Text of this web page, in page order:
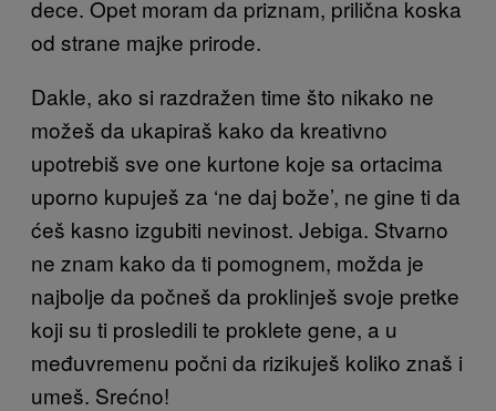
dece. Opet moram da priznam, prilična koska
od strane majke prirode.
Dakle, ako si razdražen time što nikako ne
možeš da ukapiraš kako da kreativno
upotrebiš sve one kurtone koje sa ortacima
uporno kupuješ za ‘ne daj bože’, ne gine ti da
ćeš kasno izgubiti nevinost. Jebiga. Stvarno
ne znam kako da ti pomognem, možda je
najbolje da počneš da proklinješ svoje pretke
koji su ti prosledili te proklete gene, a u
međuvremenu počni da rizikuješ koliko znaš i
umeš. Srećno!